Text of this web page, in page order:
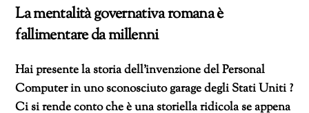
La mentalità governativa romana è
fallimentare da millenni
Hai presente la storia dell’invenzione del Personal
Computer in uno sconosciuto garage degli Stati Uniti ?
Ci si rende conto che è una storiella ridicola se appena